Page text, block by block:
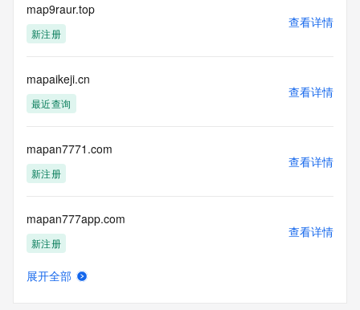
map9raur.top
新注册
查看详情
mapaikeji.cn
最近查询
查看详情
mapan7771.com
新注册
查看详情
mapan777app.com
新注册
查看详情
展开全部